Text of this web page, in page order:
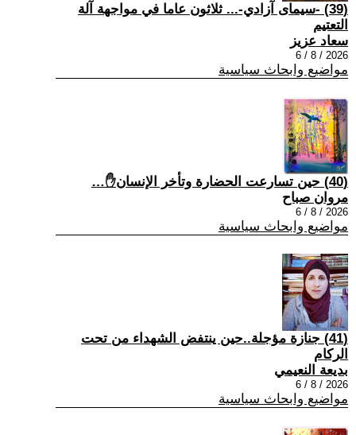
(39) -سيمای آزادي-... ثلاثون عاما في مواجهة آلة
التعتيم
سعاد عزيز
2026 / 8 / 6
مواضيع وابحاث سياسية
(40) حين تسارعت الحضارة وتأخر الإنسان✋…
مروان صباح
2026 / 8 / 6
مواضيع وابحاث سياسية
(41) جنازة مؤجلة..حين ينتفض الشهداء من تحت
الركام
بديعة النعيمي
2026 / 8 / 6
مواضيع وابحاث سياسية